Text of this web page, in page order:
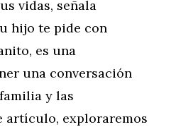
vidas, señala
hijo te pide con
es una
una conversación
y las
artículo, exploraremos